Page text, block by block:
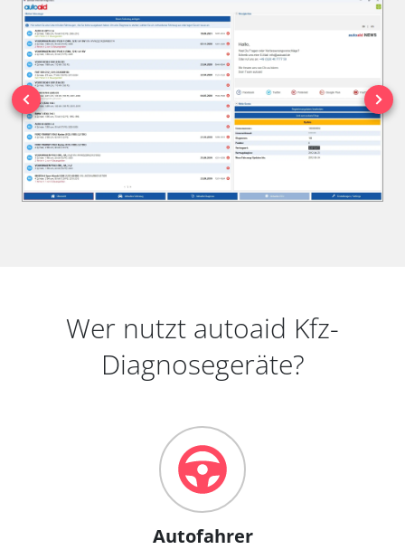
Wer nutzt autoaid Kfz-
Diagnosegeräte?
Autofahrer